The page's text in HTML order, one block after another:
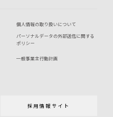
採用情報サイト
個人情報の取り扱いについて
パーソナルデータの外部送信に関する
ポリシー
一般事業主行動計画